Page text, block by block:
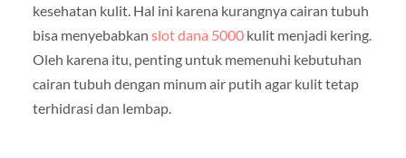
kesehatan kulit. Hal ini karena kurangnya cairan tubuh
bisa menyebabkan slot dana 5000kulit menjadi kering.
Oleh karena itu, penting untuk memenuhi kebutuhan
cairan tubuh dengan minum air putih agar kulit tetap
terhidrasi dan lembap.